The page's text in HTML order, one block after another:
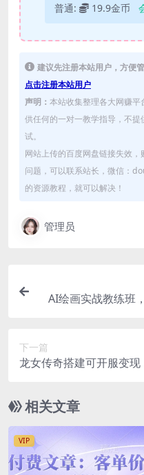
普通: 19.9金币
建议先注册本站用户，方便
点击注册本站用户
声明： 本站收集整理各大网赚
供任何的一对一教学指导，不
试。
网站上传的百度网盘链接失效
问题，可以联系站长，微信：
的资源教程，就可以解决！
管理员
AI绘画实战教练班
下一篇
龙女传奇搭建可开服变
相关文章
VIP